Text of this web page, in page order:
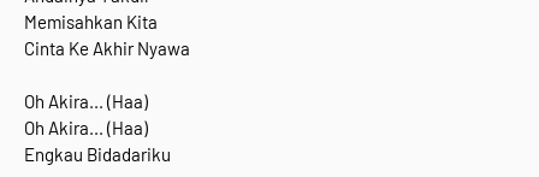
Memisahkan Kita
Cinta Ke Akhir Nyawa
Oh Akira... (Haa)
Oh Akira... (Haa)
Engkau Bidadariku